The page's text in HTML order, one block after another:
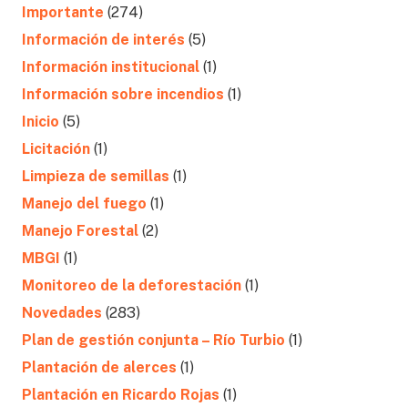
Importante (274)
Información de interés (5)
Información institucional (1)
Información sobre incendios (1)
Inicio (5)
Licitación (1)
Limpieza de semillas (1)
Manejo del fuego (1)
Manejo Forestal (2)
MBGI (1)
Monitoreo de la deforestación (1)
Novedades (283)
Plan de gestión conjunta – Río Turbio (1)
Plantación de alerces (1)
Plantación en Ricardo Rojas (1)